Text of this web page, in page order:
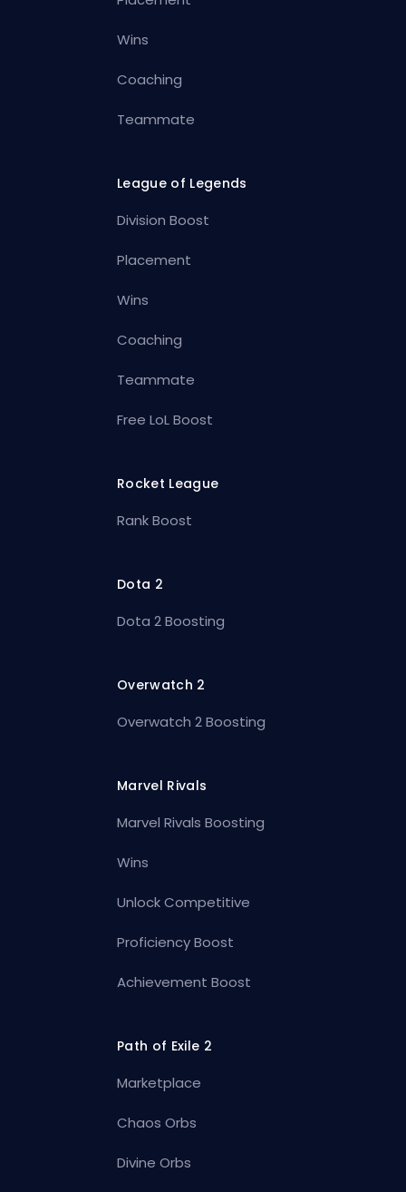
Wins
Coaching
Teammate
League of Legends
Division Boost
Placement
Wins
Coaching
Teammate
Free LoL Boost
Rocket League
Rank Boost
Dota 2
Dota 2 Boosting
Overwatch 2
Overwatch 2 Boosting
Marvel Rivals
Marvel Rivals Boosting
Wins
Unlock Competitive
Proficiency Boost
Achievement Boost
Path of Exile 2
Marketplace
Chaos Orbs
Divine Orbs